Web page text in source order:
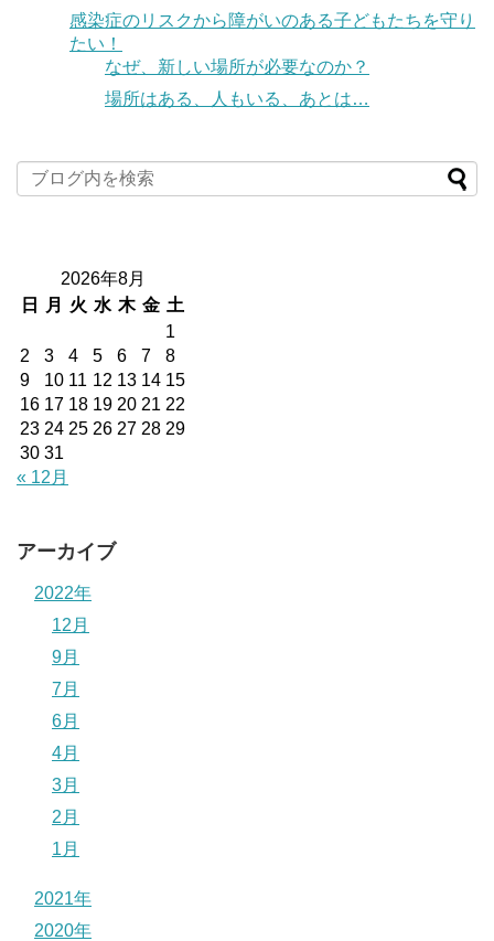
感染症のリスクから障がいのある子どもたちを守り
たい！
なぜ、新しい場所が必要なのか？
場所はある、人もいる、あとは…
2026年8月
日
月 火 水 木 金 土
1
2
3 4 5 6 7
8
9
10 11 12 13 14 15
16 17 18 19 20 21 22
23 24 25 26 27 28 29
30 31
« 12月
アーカイブ
2022年
12月
9月
7月
6月
4月
3月
2月
1月
2021年
2020年